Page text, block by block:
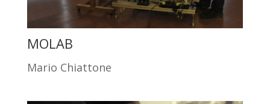
MOLAB
Mario Chiattone